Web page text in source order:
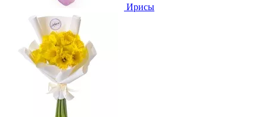
Ирисы